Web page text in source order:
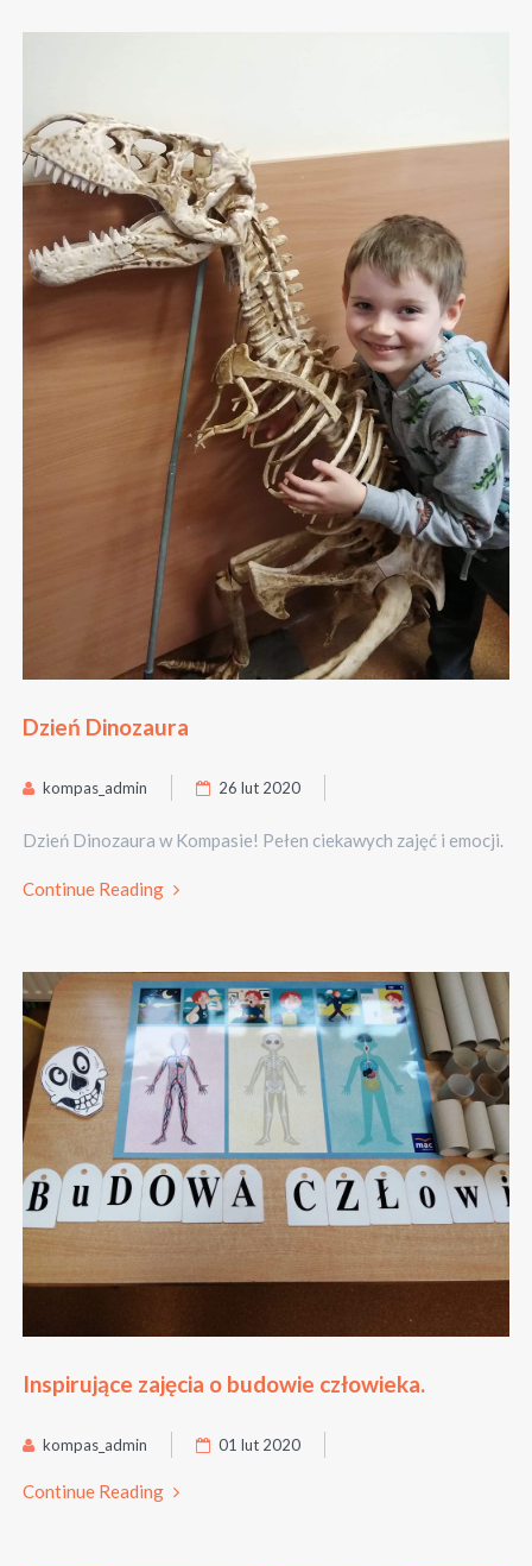
Dzień Dinozaura
kompas_admin 26 lut 2020
Dzień Dinozaura w Kompasie! Pełen ciekawych zajęć i emocji.
Continue Reading
Inspirujące zajęcia o budowie człowieka.
kompas_admin 01 lut 2020
Continue Reading